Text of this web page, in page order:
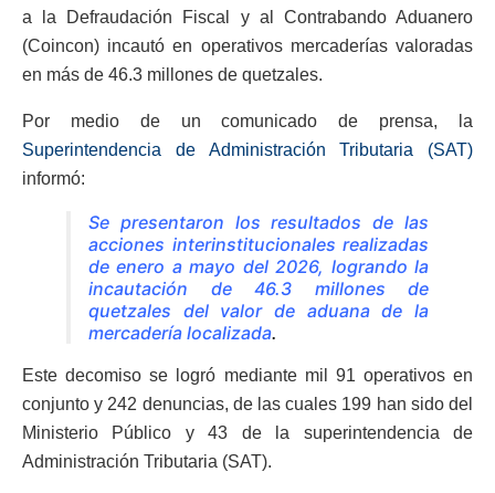
a la Defraudación Fiscal y al Contrabando Aduanero
(Coincon) incautó en operativos mercaderías valoradas
en más de 46.3 millones de quetzales.
Por medio de un comunicado de prensa, la
Superintendencia de Administración Tributaria (SAT)
informó:
Se presentaron los resultados de las
acciones interinstitucionales realizadas
de enero a mayo del 2026, logrando la
incautación de 46.3 millones de
quetzales del valor de aduana de la
mercadería localizada.
Este decomiso se logró mediante mil 91 operativos en
conjunto y 242 denuncias, de las cuales 199 han sido del
Ministerio Público y 43 de la superintendencia de
Administración Tributaria (SAT).